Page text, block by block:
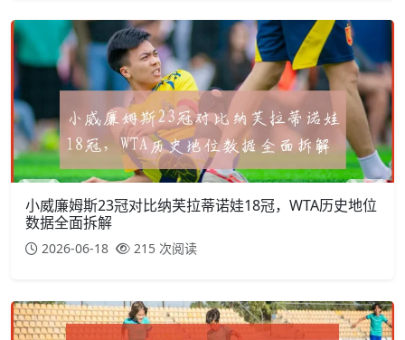
小威廉姆斯23冠对比纳芙拉蒂诺娃18冠，WTA历史地位
数据全面拆解
2026-06-18 215 次阅读